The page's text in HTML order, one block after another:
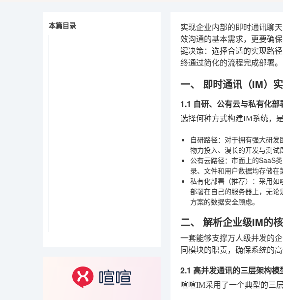
本篇目录
实现企业内部的即时通讯聊
效沟通的基本需求，更要确
键决策：选择合适的实现路
终通过简化的流程完成部署。
一、 即时通讯（IM）
1.1 自研、公有云与私有化部
选择何种方式构建IM系统，
自研路径：对于拥有强大研
物力投入、漫长的开发与测试
公有云路径：市面上的SaaS
录、文件和用户数据均存储在
私有化部署（推荐） ：采用如
部署在自己的服务器上，无
方案的数据安全顾虑。
二、 解析企业级IM的
一套能够支撑万人级并发的
同模块的职责，确保系统的
2.1 高并发通讯的三层架构模
喧喧IM采用了一个典型的三